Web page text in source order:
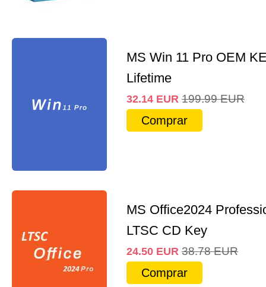
MS Win 11 Pro OEM
Lifetime
32.14 EUR 199.99 EUR
Comprar
MS Office2024
LTSC CD Key
24.50 EUR 38.78 EUR
Comprar